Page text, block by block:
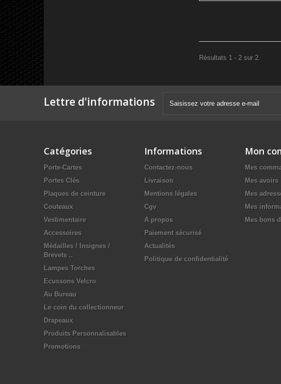
Résultats 1 - 2 sur 2.
Lettre d'informations
Catégories
Porte-Cartes
Portes Clés
Plaques de ceinture
Couteaux
Vestimentaire
Accessoires
Médailles / Insignes /
Brevets ..
Lampes Torches
Ecussons Velcro
Au Bureau
Le coin du collectionneur
Drapeaux
Produits Personnalisables
Promotions
Informations
Contactez-nous
Livraison
Mentions légales
Cgv
A propos
Paiement sécurisé
Actualités
Politique de confidentialité
Mon
Mes
Mes avoirs
Mes
Mes
Mes bons